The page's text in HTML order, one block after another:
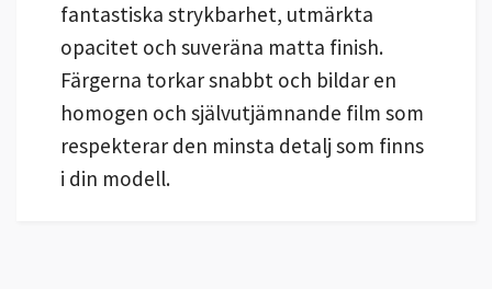
fantastiska strykbarhet, utmärkta
opacitet och suveräna matta finish.
Färgerna torkar snabbt och bildar en
homogen och självutjämnande film som
respekterar den minsta detalj som finns
i din modell.